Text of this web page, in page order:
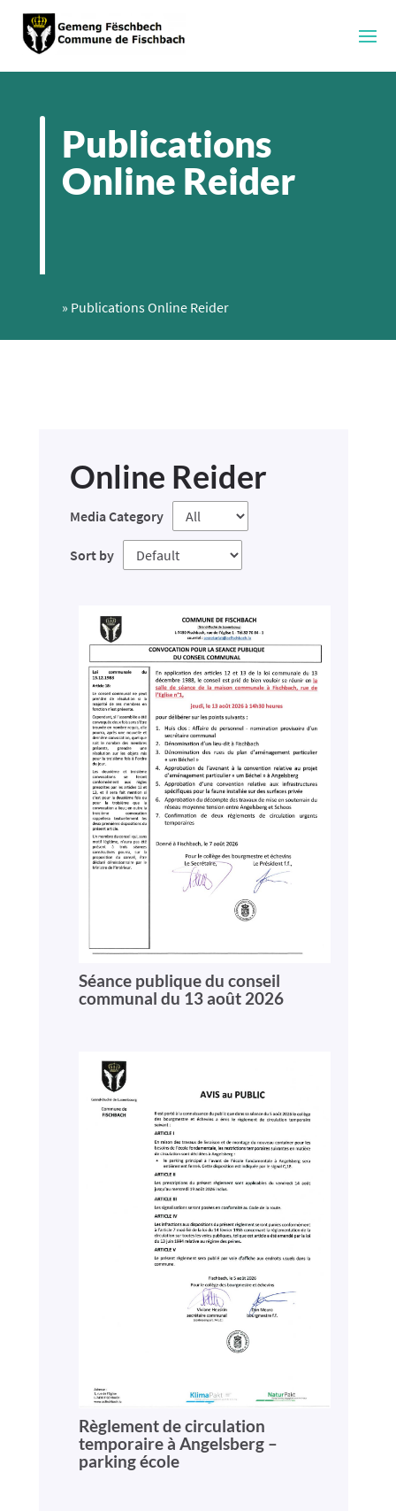
Publications
Online Reider
» Publications Online Reider
Online Reider
Media Category
Sort by
Séance publique du conseil
communal du 13 août 2026
Règlement de circulation
temporaire à Angelsberg –
parking école